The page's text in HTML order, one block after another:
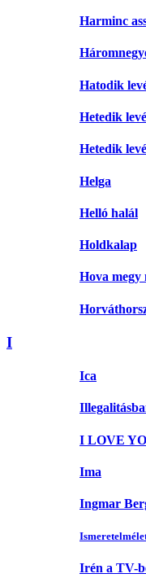
Harminc
Hatodik
Hetedik
Hetedik
Helga
Helló halál
Holdkalap
Hova megy
I
Ica
I LOVE
Ima
Ingmar
Irén a TV-